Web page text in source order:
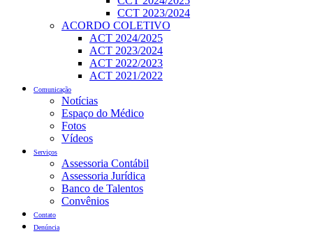
CCT 2023/2024
ACORDO COLETIVO
ACT 2024/2025
ACT 2023/2024
ACT 2022/2023
ACT 2021/2022
Comunicação
Notícias
Espaço do Médico
Fotos
Vídeos
Serviços
Assessoria Contábil
Assessoria Jurídica
Banco de Talentos
Convênios
Contato
Denúncia